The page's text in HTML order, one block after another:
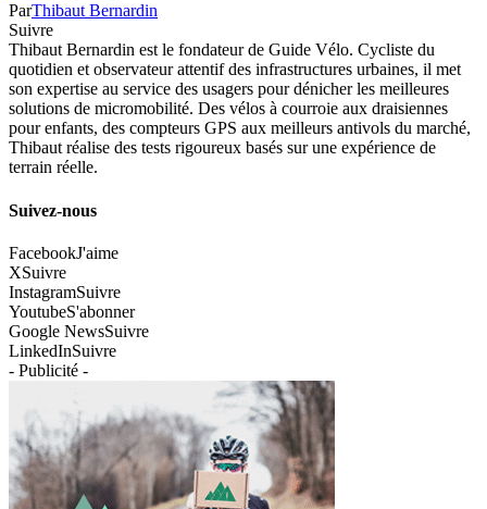
ParThibaut Bernardin
Suivre
Thibaut Bernardin est le fondateur de Guide Vélo. Cycliste du
quotidien et observateur attentif des infrastructures urbaines, il met
son expertise au service des usagers pour dénicher les meilleures
solutions de micromobilité. Des vélos à courroie aux draisiennes
pour enfants, des compteurs GPS aux meilleurs antivols du marché,
Thibaut réalise des tests rigoureux basés sur une expérience de
terrain réelle.
Suivez-nous
FacebookJ'aime
XSuivre
InstagramSuivre
YoutubeS'abonner
Google NewsSuivre
LinkedInSuivre
- Publicité -